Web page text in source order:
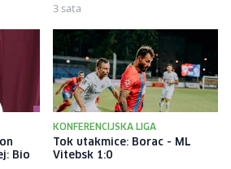
3 sata
Bio
KONFERENCIJSKA LIGA
Tok utakmice: Borac - ML
Vitebsk 1:0